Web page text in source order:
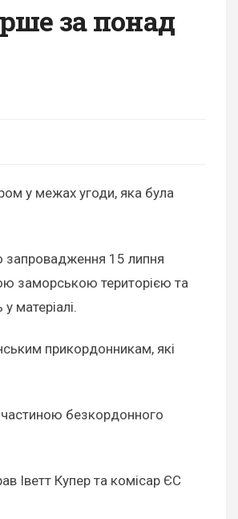
за понад
у межах угоди, яка була
запровадження 15 липня
заморською територією та
матеріалі.
прикордонникам, які
частиною безкордонного
Іветт Купер та комісар ЄС